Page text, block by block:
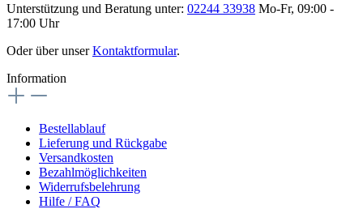
Unterstützung und Beratung unter: 02244 33938 Mo-Fr, 09:00 -
17:00 Uhr
Oder über unserKontaktformular.
Information
Bestellablauf
Lieferung und Rückgabe
Versandkosten
Bezahlmöglichkeiten
Widerrufsbelehrung
Hilfe / FAQ